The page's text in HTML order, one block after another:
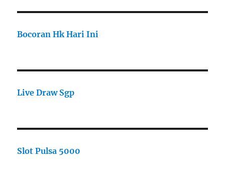
Bocoran Hk Hari Ini
Live Draw Sgp
Slot Pulsa 5000